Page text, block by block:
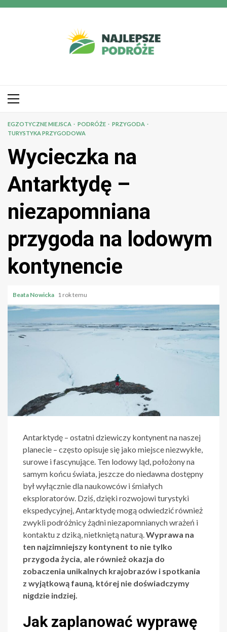
Przejdź
Menu
EGZOTYCZNE MIEJSCA PODRÓŻE
PRZYGODA
TURYSTYKA PRZYGODOWA
Wycieczka na
Antarktydę –
niezapomniana
przygoda na lodowym
kontynencie
Beata Nowicka 1 rok temu
Antarktydę – ostatni dziewiczy kontynent na naszej
planecie – często opisuje się jako miejsce niezwykłe,
surowe i fascynujące. Ten lodowy ląd, położony na
samym końcu świata, jeszcze do niedawna dostępny
był wyłącznie dla naukowców i śmiałych
eksploratorów. Dziś, dzięki rozwojowi turystyki
ekspedycyjnej, Antarktydę mogą odwiedzić również
zwykli podróżnicy żądni niezapomnianych wrażeń i
kontaktu z dziką, nietkniętą naturą.Wyprawa na
ten najzimniejszy kontynent to nie tylko
przygoda życia, ale również okazja do
zobaczenia unikalnych krajobrazów i spotkania
z wyjątkową fauną, której nie doświadczymy
nigdzie indziej.
Jak zaplanować wyprawę